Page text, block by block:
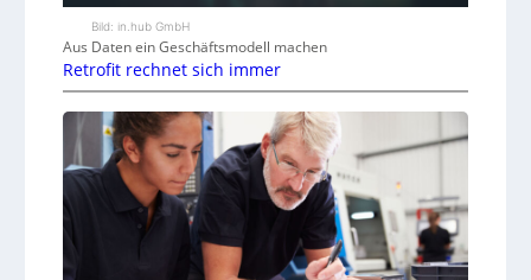
Bild: in.hub GmbH
Aus Daten ein Geschäftsmodell machen
Retrofit rechnet sich immer